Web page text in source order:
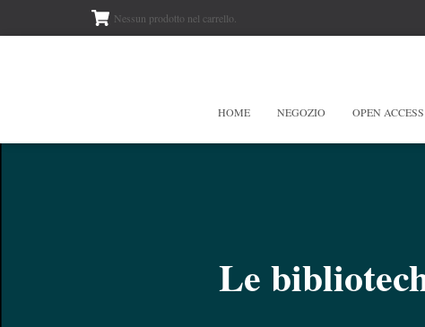
Nessun prodotto nel carrello.
HOME NEGOZIO OPEN ACCESS
Le